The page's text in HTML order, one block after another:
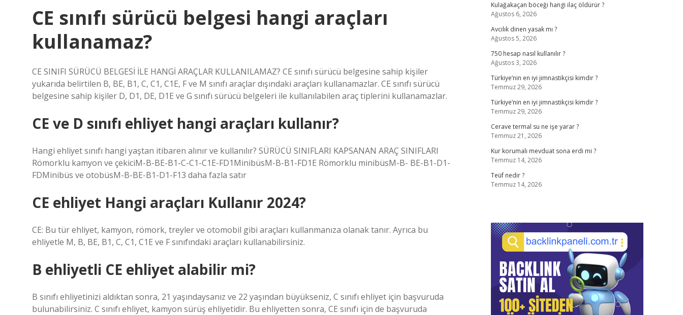
CE sınıfı sürücü belgesi hangi araçları
kullanamaz?
CE SINIFI SÜRÜCÜ BELGESİ İLE HANGİ ARAÇLAR KULLANILAMAZ? CE sınıfı sürücü belgesine sahip kişiler
yukarıda belirtilen B, BE, B1, C, C1, C1E, F ve M sınıfı araçlar dışındaki araçları kullanamazlar. CE sınıfı sürücü
belgesine sahip kişiler D, D1, DE, D1E ve G sınıfı sürücü belgeleri ile kullanılabilen araç tiplerini kullanamazlar.
CE ve D sınıfı ehliyet hangi araçları kullanır?
Hangi ehliyet sınıfı hangi yaştan itibaren alınır ve kullanılır? SÜRÜCÜ SINIFLARI KAPSANAN ARAÇ SINIFLARI
Römorklu kamyon ve çekiciM-B-BE-B1-C-C1-C1E-FD1MinibüsM-B-B1-FD1E Römorklu minibüsM-B- BE-B1-D1-
FDMinibüs ve otobüsM-B-BE-B1-D1-F13 daha fazla satır
CE ehliyet Hangi araçları Kullanır 2024?
CE: Bu tür ehliyet, kamyon, römork, treyler ve otomobil gibi araçları kullanmanıza olanak tanır. Ayrıca bu
ehliyetle M, B, BE, B1, C, C1, C1E ve F sınıfındaki araçları kullanabilirsiniz.
B ehliyetli CE ehliyet alabilir mi?
B sınıfı ehliyetinizi aldıktan sonra, 21 yaşındaysanız ve 22 yaşından büyükseniz, C sınıfı ehliyet için başvuruda
bulunabilirsiniz. C sınıfı ehliyet, kamyon sürüş ehliyetidir. Bu ehliyetten sonra, CE sınıfı için de başvuruda
Kulağakaçan böceği hangi ilaç öldürür ?
Ağustos 6, 2026
Avcılık dinen yasak mı ?
Ağustos 5, 2026
750 hesap nasıl kullanılır ?
Ağustos 3, 2026
Türkiye’nin en iyi jimnastikçisi kimdir ?
Temmuz 29, 2026
Türkiye’nin en iyi jimnastikçisi kimdir ?
Temmuz 29, 2026
Cerave termal su ne işe yarar ?
Temmuz 21, 2026
Kur korumalı mevduat sona erdi mi ?
Temmuz 14, 2026
Teüf nedir ?
Temmuz 14, 2026